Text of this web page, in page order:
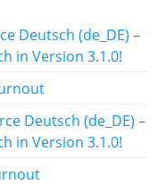
Deutsch (de_DE) –
in Version 3.1.0!
Deutsch (de_DE) –
in Version 3.1.0!